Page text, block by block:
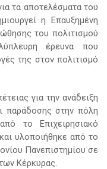
τα αποτελέσματα του
η Επαυξημένη
του πολιτισμού
έρευνα που
της στον πολιτισμό
για την ανάδειξη
παράδοσης στην πόλη
το Επιχειρησιακό
υλοποιήθηκε από το
Πανεπιστημίου σε
Κέρκυρας.